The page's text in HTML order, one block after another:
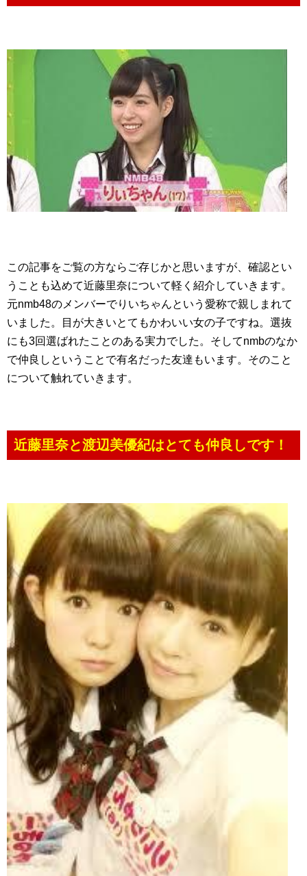
この記事をご覧の方ならご存じかと思いますが、確認とい
うことも込めて近藤里奈について軽く紹介していきます。
元nmb48のメンバーでりいちゃんという愛称で親しまれて
いました。目が大きいとてもかわいい女の子ですね。選抜
にも3回選ばれたことのある実力でした。そしてnmbのなか
で仲良しということで有名だった友達もいます。そのこと
について触れていきます。
近藤里奈と渡辺美優紀はとても仲良しです！